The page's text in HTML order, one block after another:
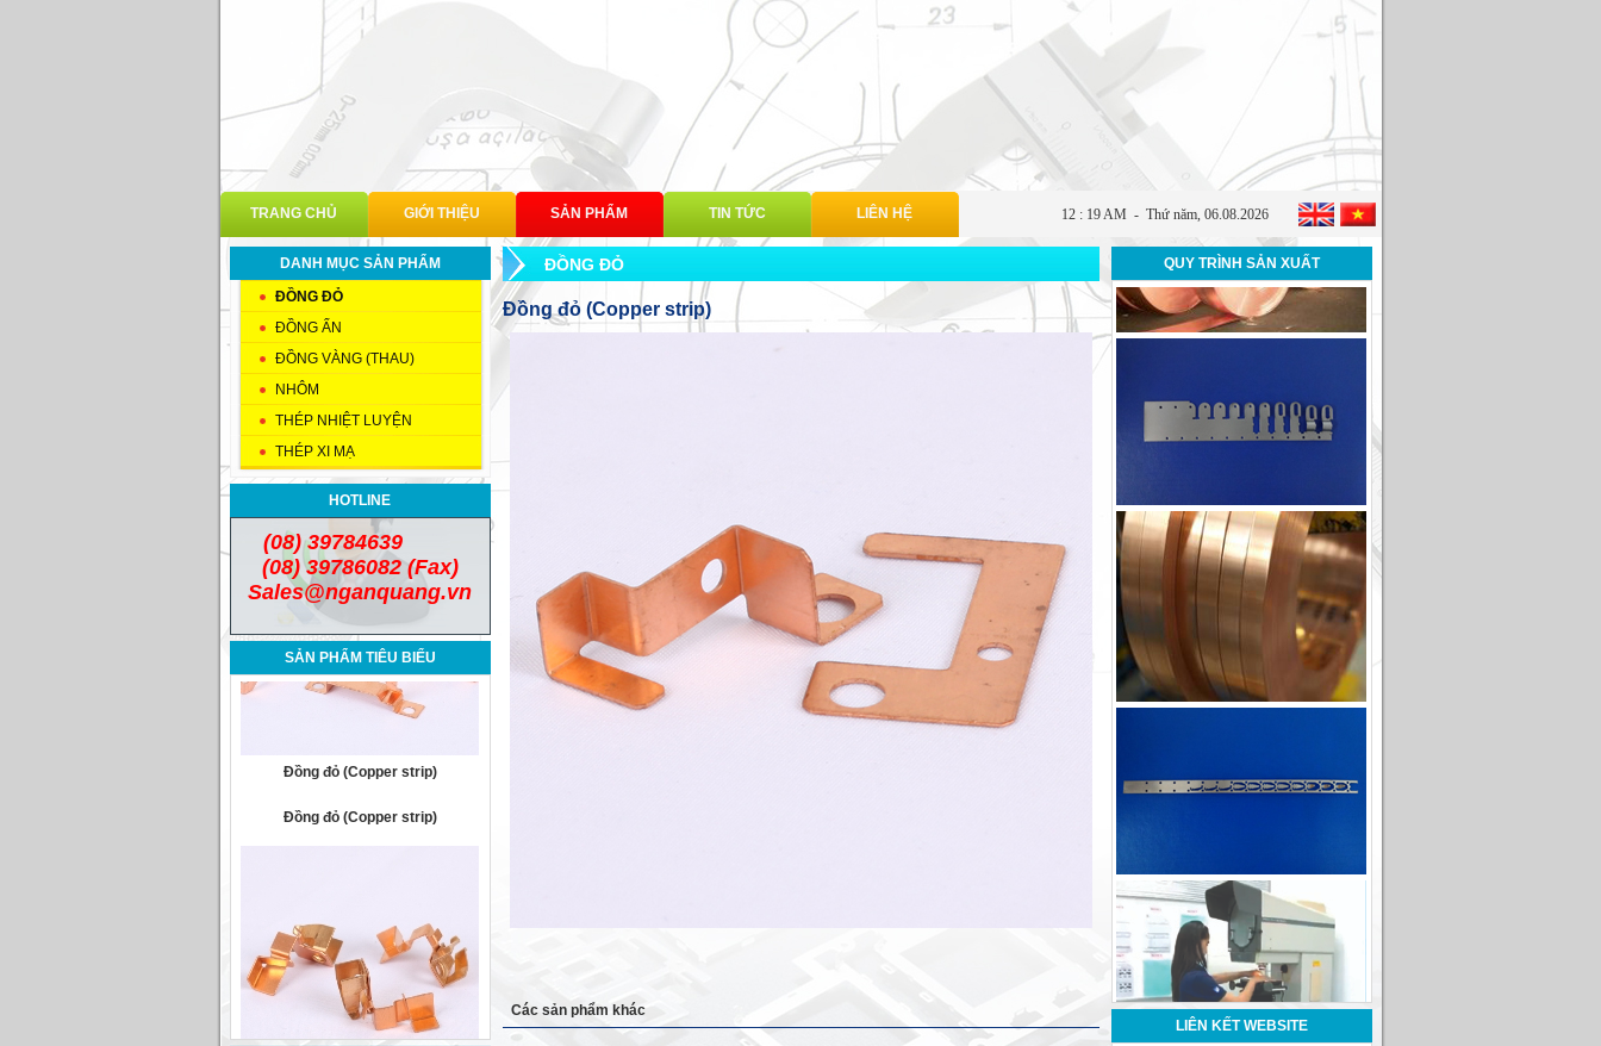
TRANG CHỦ GIỚI THIỆU SẢN PHẨM TIN TỨC LIÊN HỆ 12 : 19 AM - Thứ năm, 06.08.2026
DANH MỤC SẢN PHẨM
ĐỒNG ĐỎ
ĐỒNG ẨN
ĐỒNG VÀNG (THAU)
NHÔM
THÉP NHIỆT LUYỆN
THÉP XI MẠ
HOTLINE
(08) 39784639
(08) 39786082 (Fax)
Sales@nganquang.vn
SẢN PHẨM TIÊU BIỂU
Đồng đỏ (Copper strip)
ĐỒNG ĐỎ
Đồng đỏ (Copper strip)
Các sản phẩm khác
QUY TRÌNH SẢN XUẤT
LIÊN KẾT WEBSITE